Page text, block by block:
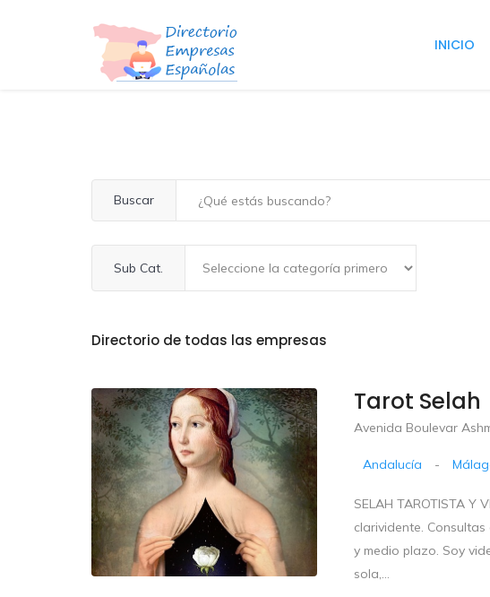
INICIO
Buscar
Sub Cat.
Directorio de todas las empresas
Tarot Selah
Avenida Boulevar
Andalucía -
SELAH TAROTISTA Y
clarividente.
y medio plazo. Soy
sola,...